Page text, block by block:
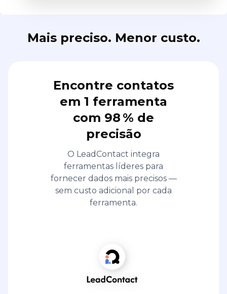
Mais preciso. Menor custo.
Encontre contatos
em 1 ferramenta
com 98 % de
precisão
O LeadContact integra
ferramentas líderes para
fornecer dados mais precisos —
sem custo adicional por cada
ferramenta.